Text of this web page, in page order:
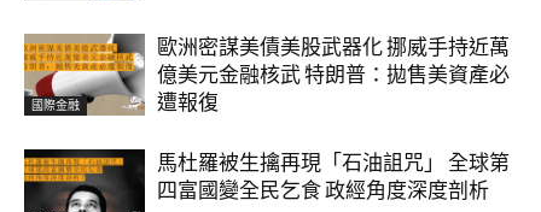
國際金融
歐洲密謀美債美股武器化 挪威手持近萬
億美元金融核武 特朗普：拋售美資產必
遭報復
馬杜羅被生擒再現「石油詛咒」 全球第
四富國變全民乞食 政經角度深度剖析